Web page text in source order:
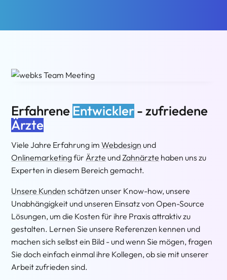
Erfahrene Entwickler- zufriedene
Ärzte
Viele Jahre Erfahrung imWebdesign und
OnlinemarketingfürÄrzte undZahnärzte haben uns zu
Experten in diesem Bereich gemacht.
Unsere Kunden schätzen unser Know-how, unsere
Unabhängigkeit und unseren Einsatz von Open-Source
Lösungen, um die Kosten für ihre Praxis attraktiv zu
gestalten. Lernen Sie unsere Referenzen kennen und
machen sich selbst ein Bild - und wenn Sie mögen, fragen
Sie doch einfach einmal ihre Kollegen, ob sie mit unserer
Arbeit zufrieden sind.